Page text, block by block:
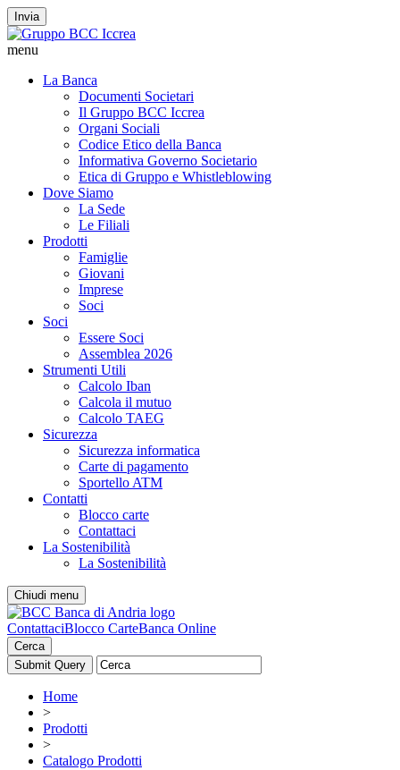
Invia
menu
La Banca
Documenti Societari
Il Gruppo BCC Iccrea
Organi Sociali
Codice Etico della Banca
Informativa Governo Societario
Etica di Gruppo e Whistleblowing
Dove Siamo
La Sede
Le Filiali
Prodotti
Famiglie
Giovani
Imprese
Soci
Soci
Essere Soci
Assemblea 2026
Strumenti Utili
Calcolo Iban
Calcola il mutuo
Calcolo TAEG
Sicurezza
Sicurezza informatica
Carte di pagamento
Sportello ATM
Contatti
Blocco carte
Contattaci
La Sostenibilità
La Sostenibilità
Chiudi menu
ContattaciBlocco CarteBanca Online
Cerca
Home
>
Prodotti
>
Catalogo Prodotti